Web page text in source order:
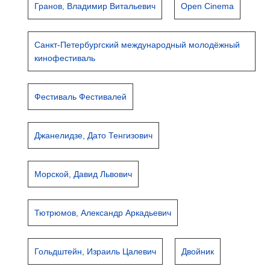
Гранов, Владимир Витальевич Open Cinema
Санкт-Петербургский международный молодёжный
кинофестиваль
Фестиваль Фестивалей
Джанелидзе, Дато Тенгизович
Морской, Давид Львович
Тютрюмов, Александр Аркадьевич
Гольдштейн, Израиль Цалевич Двойник